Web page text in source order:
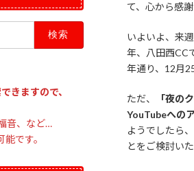
て、心から感謝
いよいよ、来
年、八田西CC
年通り、12月
ただ、
「夜の
YouTubeへの
ようでしたら
とをご検討い
きますので、
音、など…
です。